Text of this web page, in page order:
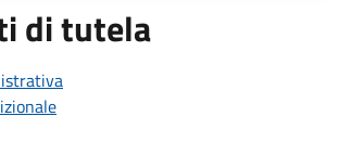
di tutela